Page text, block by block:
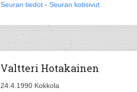
Seuran tiedot - Seuran kotisivut
Valtteri Hotakainen
24.4.1990 Kokkola